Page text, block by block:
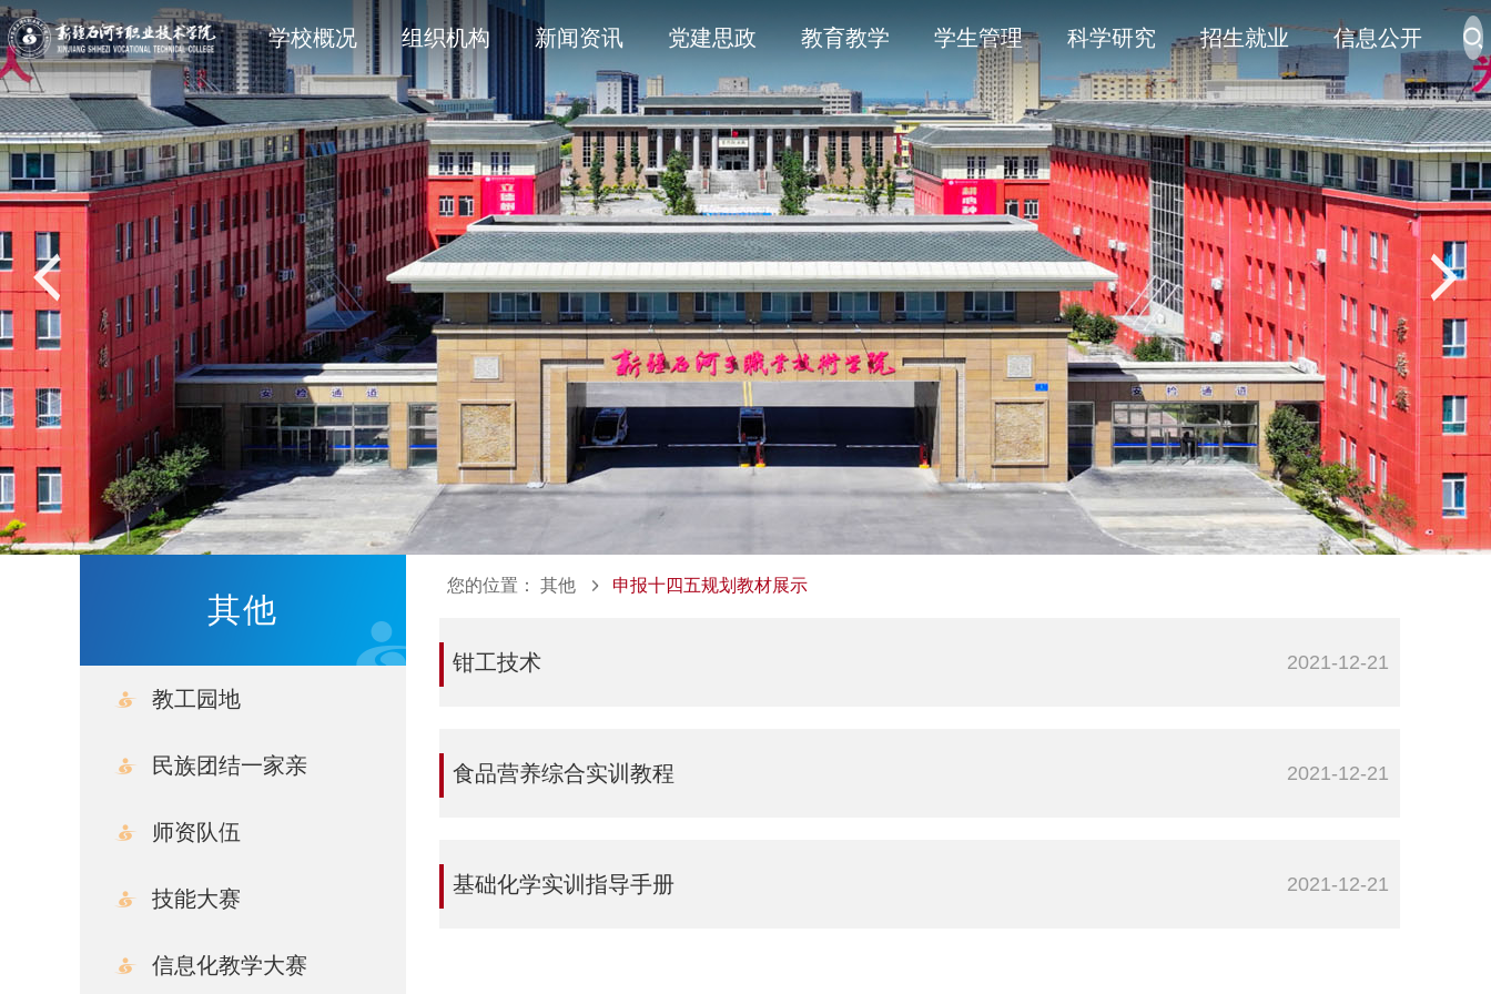
学校概况
学院简介 现任领导
校风校训
组织机构 新闻资讯
石职动态 院部风采
媒体关注 石职印象 平安校园
党建思政
党建专题 思政育人 教育教学
教学动态 双创教育 产教融合
语言文字建设
学生管理
学工处 共青团工作 科学研究
科研动态 创新服务平台
科协技术学会
招生就业
招生专题 就业专题 信息公开
信息公开法规与制度 主动公开清单目录
信息公开其它
其他
教工园地
民族团结一家亲
文件学习
学院活动
师资队伍
技能大赛
信息化教学大赛
您的位置： 其他 申报十四五规划教材展示
钳工技术 2021-12-21
食品营养综合实训教程 2021-12-21
基础化学实训指导手册 2021-12-21